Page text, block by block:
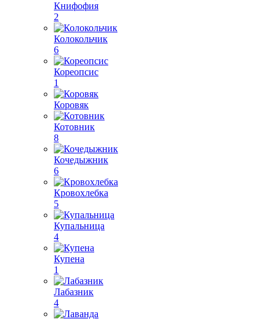
Книфофия
2
Колокольчик
6
Кореопсис
1
Коровяк
Котовник
8
Кочедыжник
6
Кровохлебка
5
Купальница
4
Купена
1
Лабазник
4